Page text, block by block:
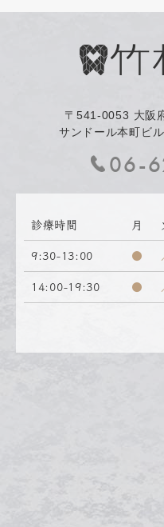
〒541-0053 大阪
サンドール本町ビ
06-
診療時間 月
9:30-13:00 ●
14:00-19:30 ●